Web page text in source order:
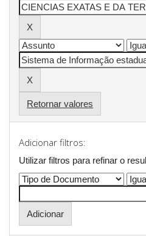
Retornar valores
Adicionar filtros:
Utilizar filtros para refinar o